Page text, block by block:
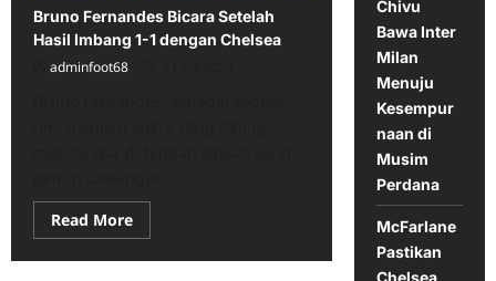
Bruno Fernandes Bicara Setelah
Hasil Imbang 1-1 dengan Chelsea
adminfoot68
Read MoreRead
more
Bruno
Chivu
Bawa Inter
Milan
Menuju
Kesempur
naan di
Musim
Perdana
McFarlane
Pastikan
Chelsea